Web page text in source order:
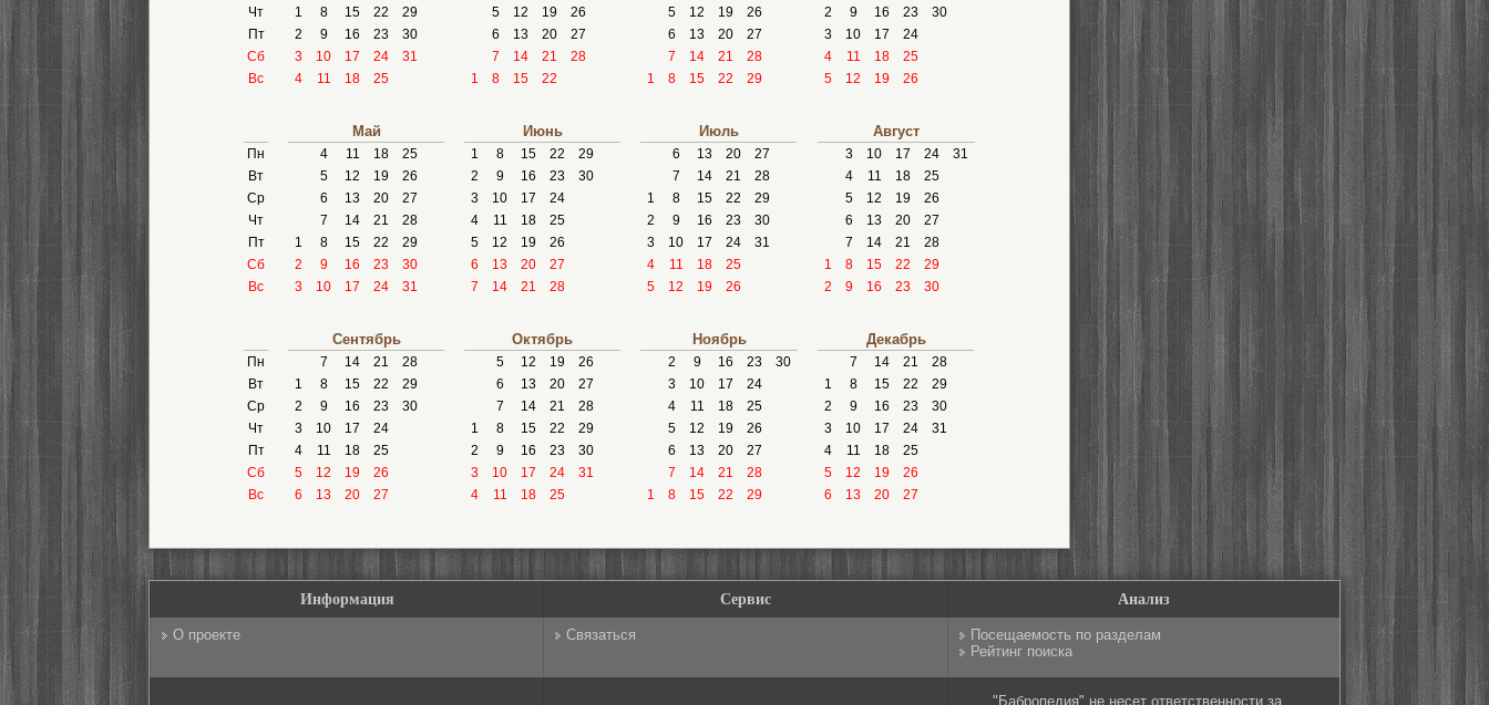
Чт
Пт
Сб
Вс
1
8 15 22
29
2
9 16 23
30
3
10 17 24
31
4
11 18 25
5
12 19
26
6
13 20
27
7
14 21
28
1
8 15 22
5
12 19
26
6
13 20
27
7
14 21
28
1
8 15 22 29
2
9 16 23
30
3
10 17
24
4
11 18
25
5
12 19 26
Пн
Вт
Ср
Чт
Пт
Сб
Вс
Май
4 11 18
25
5
12 19
26
6
13 20
27
7
14 21
28
1
8 15 22
29
2
9 16 23
30
3
10 17 24 31
Июнь
1 8 15 22
29
2
9 16 23
30
3
10 17
24
4
11 18
25
5
12 19
26
6
13 20
27
7
14 21 28
Июль
6 13 20
27
7
14 21
28
1
8 15 22
29
2
9 16 23
30
3
10 17 24
31
4
11 18
25
5
12 19 26
Август
3 10 17 24
31
4
11 18
25
5
12 19
26
6
13 20
27
7
14 21
28
1
8 15 22
29
2
9 16 23 30
Пн
Вт
Ср
Чт
Пт
Сб
Вс
Сентябрь
7 14 21
28
1
8 15 22
29
2
9 16 23
30
3
10 17
24
4
11 18
25
5
12 19
26
6
13 20 27
Октябрь
5 12 19
26
6
13 20
27
7
14 21
28
1
8 15 22
29
2
9 16 23
30
3
10 17 24
31
4
11 18 25
Ноябрь
2 9 16 23
30
3
10 17
24
4
11 18
25
5
12 19
26
6
13 20
27
7
14 21
28
1
8 15 22 29
Декабрь
7 14 21
28
1
8 15 22
29
2
9 16 23
30
3
10 17 24
31
4
11 18
25
5
12 19
26
6
13 20 27
Информация Сервис Анализ
О проекте Связаться
Посещаемость по разделам
Рейтинг поиска
"Бабропедия" не несет ответственности за